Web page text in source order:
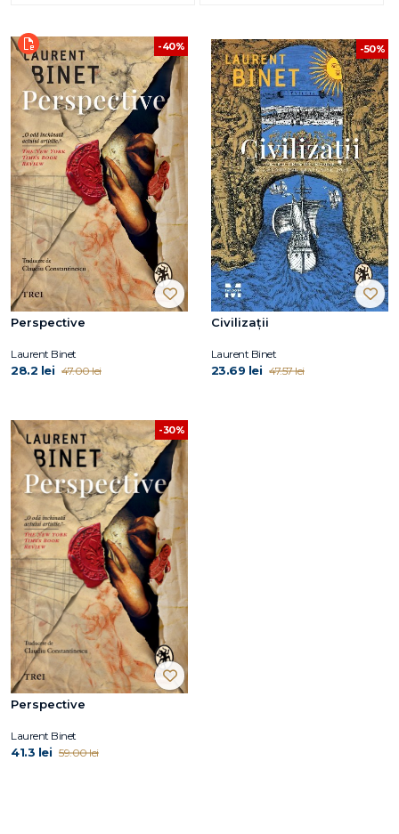
-40%
Perspective
Laurent Binet
28.2 lei 47.00 lei
-50%
Civilizații
Laurent Binet
23.69 lei 47.57 lei
-30%
Perspective
Laurent Binet
41.3 lei 59.00 lei